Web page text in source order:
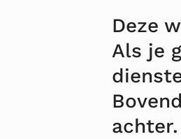
Deze
Als je